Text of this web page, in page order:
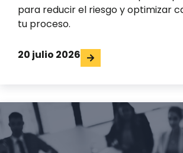
para reducir el riesgo y optimizar
tu proceso.
20 julio 2026